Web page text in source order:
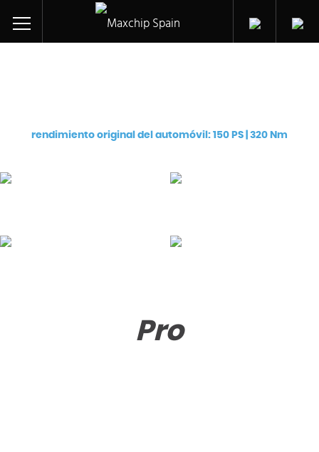
rendimiento original del automóvil: 150 PS | 320 Nm
Pro